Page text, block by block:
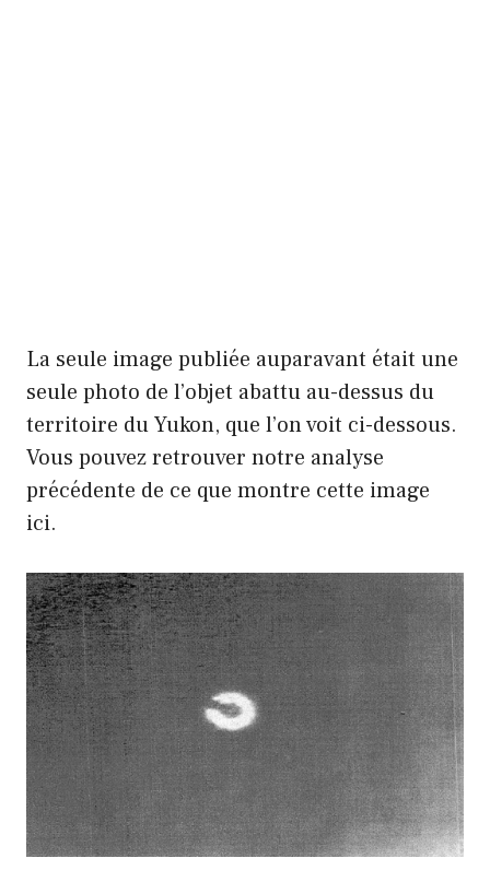
La seule image publiée auparavant était une
seule photo de l’objet abattu au-dessus du
territoire du Yukon, que l’on voit ci-dessous.
Vous pouvez retrouver notre analyse
précédente de ce que montre cette image
ici.